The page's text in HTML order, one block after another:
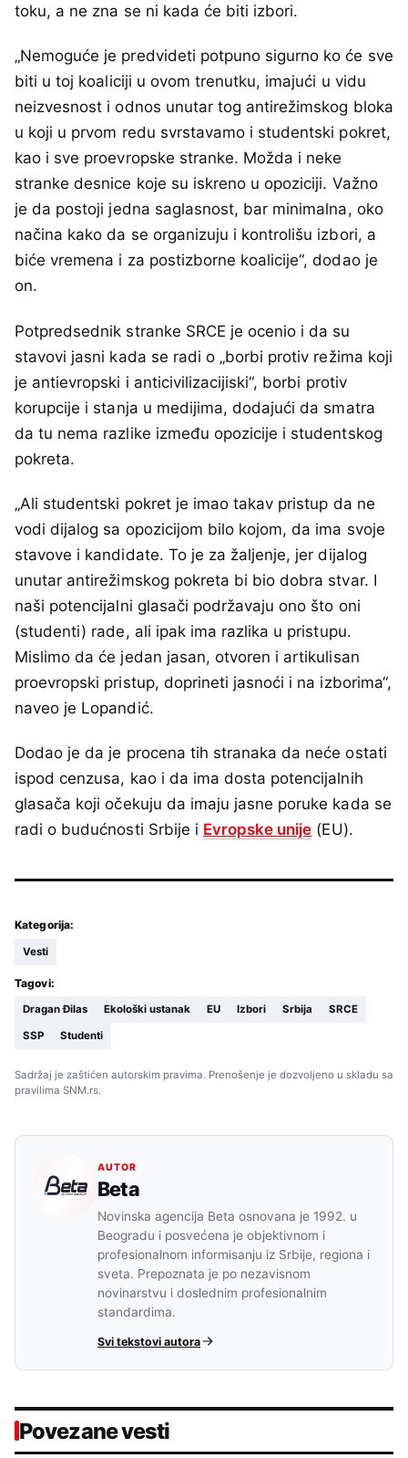
toku, a ne zna se ni kada će biti izbori.
„Nemoguće je predvideti potpuno sigurno ko će sve
biti u toj koaliciji u ovom trenutku, imajući u vidu
neizvesnost i odnos unutar tog antirežimskog bloka
u koji u prvom redu svrstavamo i studentski pokret,
kao i sve proevropske stranke. Možda i neke
stranke desnice koje su iskreno u opoziciji. Važno
je da postoji jedna saglasnost, bar minimalna, oko
načina kako da se organizuju i kontrolišu izbori, a
biće vremena i za postizborne koalicije“, dodao je
on.
Potpredsednik stranke SRCE je ocenio i da su
stavovi jasni kada se radi o „borbi protiv režima koji
je antievropski i anticivilizacijiski“, borbi protiv
korupcije i stanja u medijima, dodajući da smatra
da tu nema razlike između opozicije i studentskog
pokreta.
„Ali studentski pokret je imao takav pristup da ne
vodi dijalog sa opozicijom bilo kojom, da ima svoje
stavove i kandidate. To je za žaljenje, jer dijalog
unutar antirežimskog pokreta bi bio dobra stvar. I
naši potencijalni glasači podržavaju ono što oni
(studenti) rade, ali ipak ima razlika u pristupu.
Mislimo da će jedan jasan, otvoren i artikulisan
proevropski pristup, doprineti jasnoći i na izborima“,
naveo je Lopandić.
Dodao je da je procena tih stranaka da neće ostati
ispod cenzusa, kao i da ima dosta potencijalnih
glasača koji očekuju da imaju jasne poruke kada se
radi o budućnosti Srbije i Evropske unije (EU).
Kategorija:
Vesti
Tagovi:
Dragan Đilas Ekološki ustanak EU Izbori Srbija SRCE
SSP Studenti
Sadržaj je zaštićen autorskim pravima. Prenošenje je dozvoljeno u skladu sa
pravilima SNM.rs.
AUTOR
Beta
Novinska agencija Beta osnovana je 1992. u
Beogradu i posvećena je objektivnom i
profesionalnom informisanju iz Srbije, regiona i
sveta. Prepoznata je po nezavisnom
novinarstvu i doslednim profesionalnim
standardima.
Svi tekstovi autora
Povezane vesti